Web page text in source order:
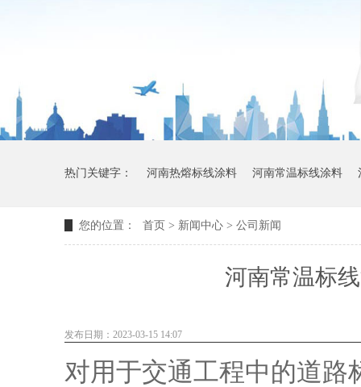
热门关键字： 河南热熔标线涂料 河南常温标线涂料
您的位置： 首页 > 新闻中心 > 公司新闻
河南常温标
发布日期：2023-03-15 14:07
对用于交通工程中的道